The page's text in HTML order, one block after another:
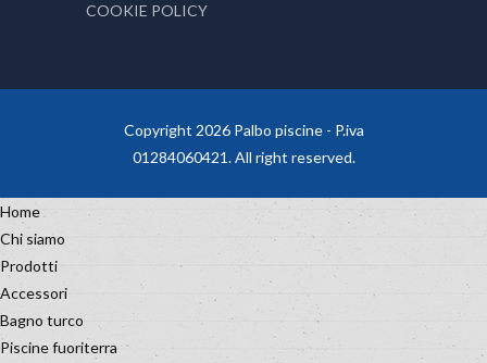
COOKIE POLICY
Copyright 2026 Palbo piscine - P.iva
01284060421. All right reserved.
Home
Chi siamo
Prodotti
Accessori
Bagno turco
Piscine fuoriterra